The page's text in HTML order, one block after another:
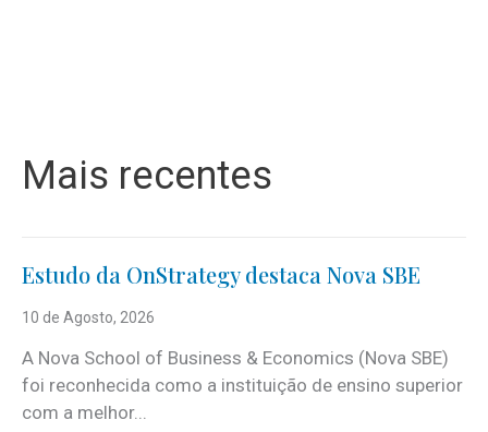
Mais recentes
Estudo da OnStrategy destaca Nova SBE
10 de Agosto, 2026
A Nova School of Business & Economics (Nova SBE)
foi reconhecida como a instituição de ensino superior
com a melhor...